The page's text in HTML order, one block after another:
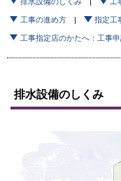
排水設備のしくみ 工
工事の進め方 指定工
工事指定店のかたへ：工事
排水設備のしくみ